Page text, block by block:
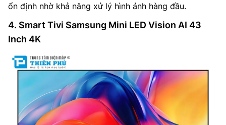
ổn định nhờ khả năng xử lý hình ảnh hàng đầu.
4. Smart Tivi Samsung Mini LED Vision AI 43
Inch 4K